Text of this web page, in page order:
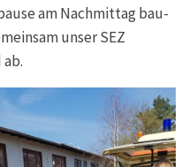
am Nach­mit­tag bau­
unser SEZ